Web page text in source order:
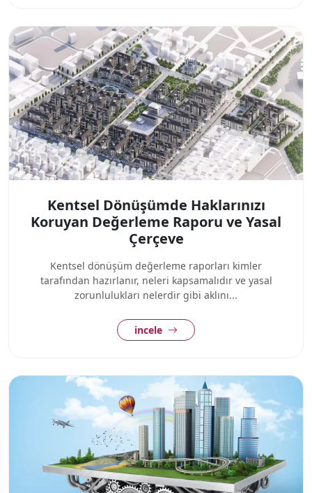
Kentsel Dönüşümde Haklarınızı
Koruyan Değerleme Raporu ve Yasal
Çerçeve
Kentsel dönüşüm değerleme raporları kimler
tarafından hazırlanır, neleri kapsamalıdır ve yasal
zorunlulukları nelerdir gibi aklını...
incele